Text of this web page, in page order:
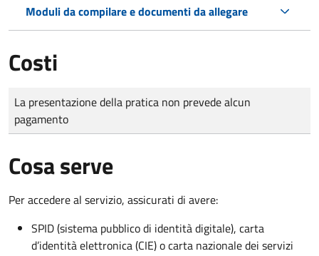
Moduli da compilare e documenti da allegare
Costi
Tipo di pagamento
Importo
La presentazione della pratica non prevede alcun
pagamento
Cosa serve
Per accedere al servizio, assicurati di avere:
SPID (sistema pubblico di identità digitale), carta
d’identità elettronica (CIE) o carta nazionale dei servizi